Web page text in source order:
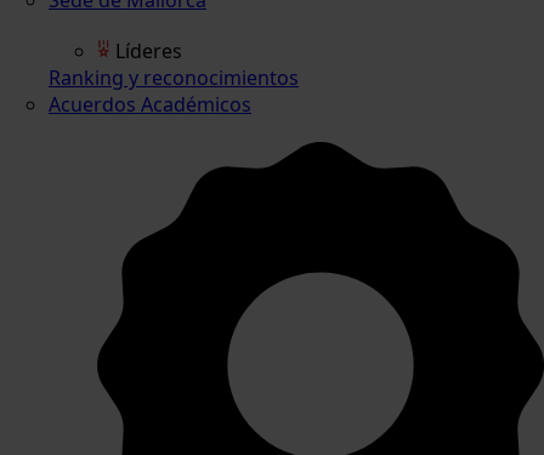
Líderes
Ranking y reconocimientos
Acuerdos Académicos